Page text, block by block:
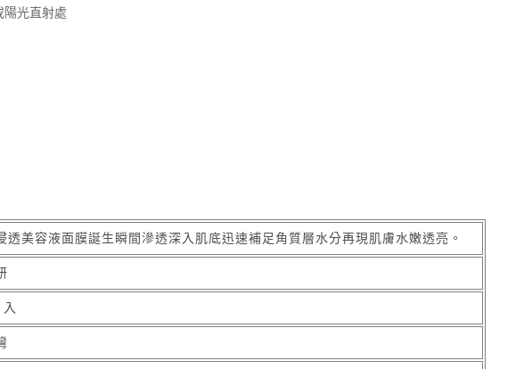
陽光直射處
透美容液面膜誕生瞬間滲透深入肌底迅速補足角質層水分再現肌膚水嫩透亮。